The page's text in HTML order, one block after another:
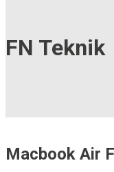
FN Teknik
Macbook Air